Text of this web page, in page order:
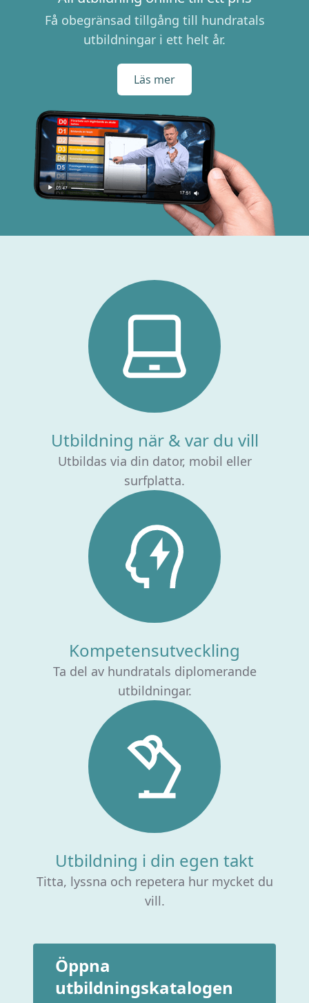
Få obegränsad tillgång till hundratals
utbildningar i ett helt år.
Läs mer
Utbildning när & var du vill
Utbildas via din dator, mobil eller
surfplatta.
Kompetensutveckling
Ta del av hundratals diplomerande
utbildningar.
Utbildning i din egen takt
Titta, lyssna och repetera hur mycket du
vill.
Öppna
utbildningskatalogen